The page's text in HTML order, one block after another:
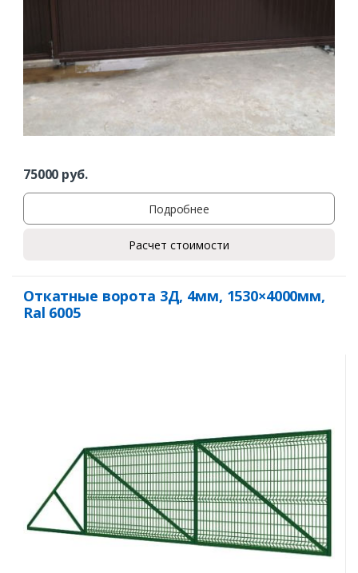
75000 руб.
Подробнее
Расчет стоимости
Откатные ворота 3Д, 4мм, 1530×4000мм,
Ral 6005